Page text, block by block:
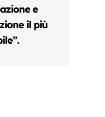
e
il più